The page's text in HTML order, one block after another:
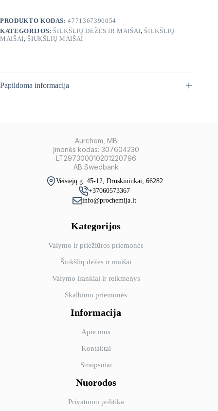
PRODUKTO KODAS:4771367390054
KATEGORIJOS: ŠIUKŠLIŲ DĖŽĖS IR MAIŠAI, ŠIUKŠLIŲ
MAIŠAI, ŠIUKŠLIŲ MAIŠAI
Papildoma informacija
Aurchem, MB
Įmonės kodas: 307604230
LT297300010201220796
AB Swedbank
Veisiejų g. 45-12, Druskininkai, 66282
+37060573367
info@prochemija.lt
Kategorijos
Valymo ir priežiūros priemonės
Šiukšlių dėžės ir maišai
Valymo įrankiai ir reikmenys
Skalbimo priemonės
Informacija
Apie mus
Kontaktai
Straipsniai
Nuorodos
Privatumo politika